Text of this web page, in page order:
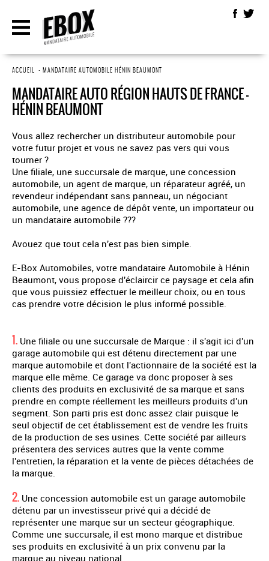
ACCUEIL • MANDATAIRE AUTOMOBILE HÉNIN BEAUMONT
MANDATAIRE AUTO RÉGION HAUTS DE FRANCE -
HÉNIN BEAUMONT
Vous allez rechercher un distributeur automobile pour
votre futur projet et vous ne savez pas vers qui vous
tourner ?
Une filiale, une succursale de marque, une concession
automobile, un agent de marque, un réparateur agréé, un
revendeur indépendant sans panneau, un négociant
automobile, une agence de dépôt vente, un importateur ou
un mandataire automobile ???
Avouez que tout cela n'est pas bien simple.
E-Box Automobiles, votre mandataire Automobile à Hénin
Beaumont, vous propose d'éclaircir ce paysage et cela afin
que vous puissiez effectuer le meilleur choix, ou en tous
cas prendre votre décision le plus informé possible.
1. Une filiale ou une succursale de Marque : il s'agit ici d'un
garage automobile qui est détenu directement par une
marque automobile et dont l'actionnaire de la société est la
marque elle même. Ce garage va donc proposer à ses
clients des produits en exclusivité de sa marque et sans
prendre en compte réellement les meilleurs produits d'un
segment. Son parti pris est donc assez clair puisque le
seul objectif de cet établissement est de vendre les fruits
de la production de ses usines. Cette société par ailleurs
présentera des services autres que la vente comme
l'entretien, la réparation et la vente de pièces détachées de
la marque.
2. Une concession automobile est un garage automobile
détenu par un investisseur privé qui a décidé de
représenter une marque sur un secteur géographique.
Comme une succursale, il est mono marque et distribue
ses produits en exclusivité à un prix convenu par la
marque au niveau national.